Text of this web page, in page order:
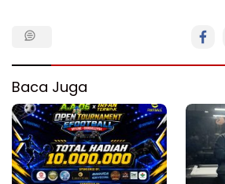
Baca Juga